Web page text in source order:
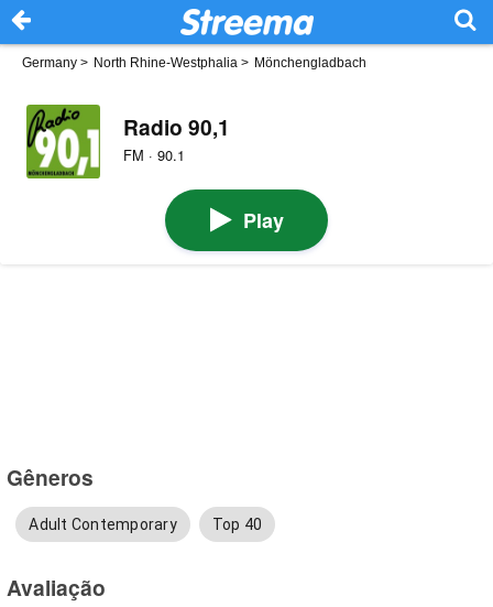
Germany > North Rhine-Westphalia > Mönchengladbach
Radio 90,1
FM · 90.1
Play
Gêneros
Adult Contemporary Top 40
Avaliação